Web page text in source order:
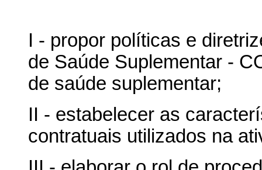
I - propor políticas e
de Saúde Suplementar -
de saúde suplementar;
II - estabelecer as
contratuais utilizados na